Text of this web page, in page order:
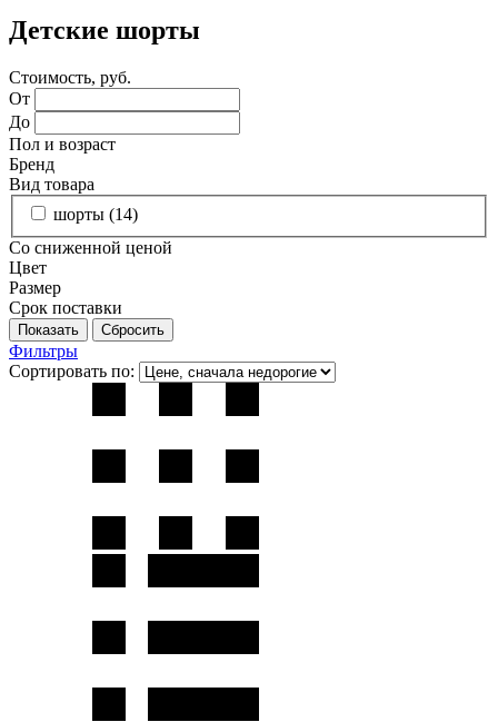
Детские шорты
Стоимость, руб.
От
До
Пол и возраст
Бренд
Вид товара
шорты (14)
Со сниженной ценой
Цвет
Размер
Срок поставки
Фильтры
Сортировать по: